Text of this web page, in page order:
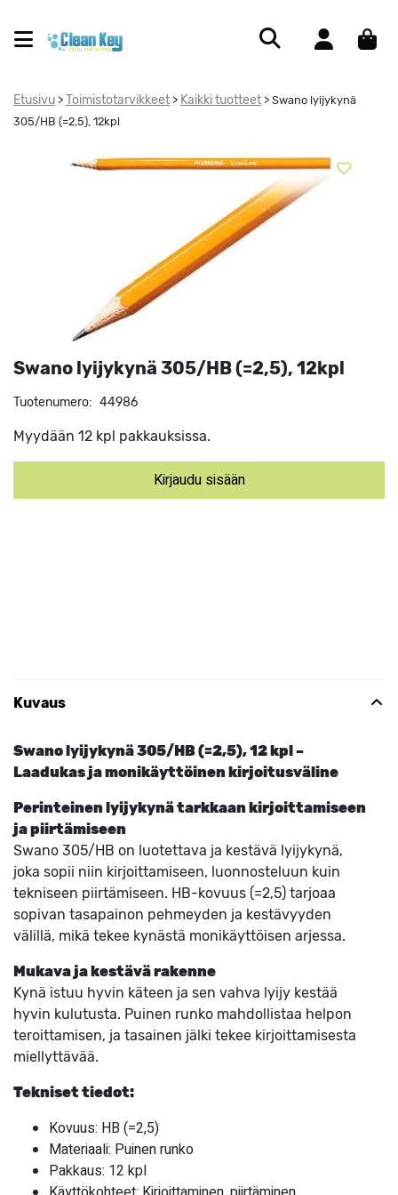
Etusivu > Toimistotarvikkeet > Kaikki tuotteet > Swano lyijykynä
305/HB (=2,5), 12kpl
Swano lyijykynä 305/HB (=2,5), 12kpl
Tuotenumero: 44986
Myydään 12 kpl pakkauksissa.
Kirjaudu sisään
Kuvaus
Swano lyijykynä 305/HB (=2,5), 12 kpl –
Laadukas ja monikäyttöinen kirjoitusväline
Perinteinen lyijykynä tarkkaan kirjoittamiseen
ja piirtämiseen
Swano 305/HB on luotettava ja kestävä lyijykynä,
joka sopii niin kirjoittamiseen, luonnosteluun kuin
tekniseen piirtämiseen. HB-kovuus (=2,5) tarjoaa
sopivan tasapainon pehmeyden ja kestävyyden
välillä, mikä tekee kynästä monikäyttöisen arjessa.
Mukava ja kestävä rakenne
Kynä istuu hyvin käteen ja sen vahva lyijy kestää
hyvin kulutusta. Puinen runko mahdollistaa helpon
teroittamisen, ja tasainen jälki tekee kirjoittamisesta
miellyttävää.
Tekniset tiedot:
Kovuus: HB (=2,5)
Materiaali: Puinen runko
Pakkaus: 12 kpl